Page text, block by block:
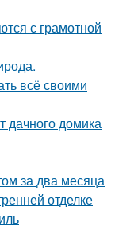
с грамотной
всё своими
дачного домика
за два месяца
отделке